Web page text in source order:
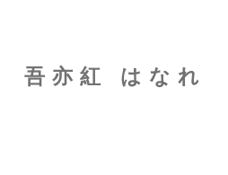
吾亦紅 はなれ